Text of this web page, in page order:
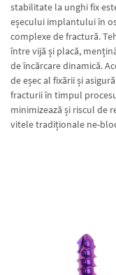
stabilitate la unghi fix
eșecului implantului în
complexe de fractură.
între vijă și placă,
de încărcare dinamică.
de eșec al fixării și
fracturii în timpul
minimizează și riscul de
vitele tradiționale ne-